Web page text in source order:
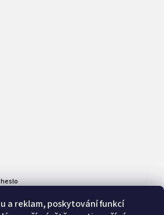
a reklam, poskytování funkcí